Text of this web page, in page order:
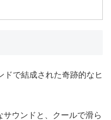
ドで結成された奇跡的なヒ
ウンドと、クールで滑ら